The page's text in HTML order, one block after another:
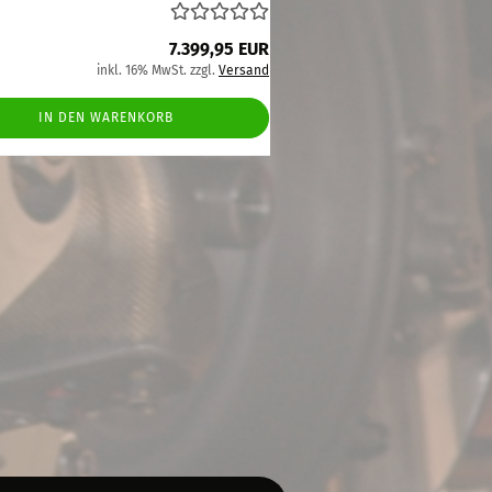
7.399,95 EUR
inkl. 16% MwSt. zzgl. Versand
IN DEN WARENKORB